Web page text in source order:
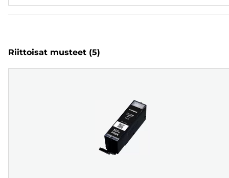
Riittoisat musteet (5)